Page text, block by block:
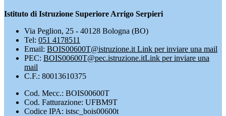
Istituto di Istruzione Superiore Arrigo Serpieri
Via Peglion, 25 - 40128 Bologna (BO)
Tel: 051 4178511
Email: BOIS00600T@istruzione.it Link per inviare una mail
PEC: BOIS00600T@pec.istruzione.itLink per inviare una
mail
C.F.: 80013610375
Cod. Mecc.: BOIS00600T
Cod. Fatturazione: UFBM9T
Codice IPA: istsc_bois00600t